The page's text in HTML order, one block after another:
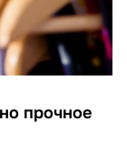
прочное